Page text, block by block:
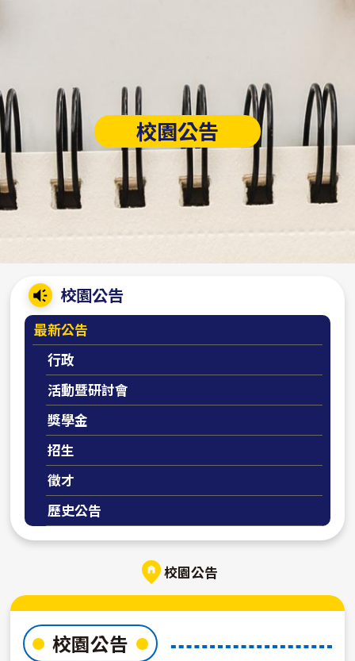
校園公告
校園公告
最新公告
行政
活動暨研討會
獎學金
招生
徵才
歷史公告
校園公告
校園公告